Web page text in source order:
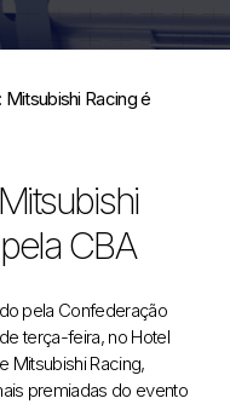
Racing é
CBA
pela Confederação
terça-feira, no Hotel
Mitsubishi Racing,
premiadas do evento